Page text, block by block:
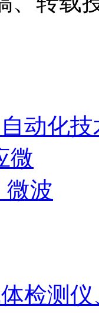
动化
检测